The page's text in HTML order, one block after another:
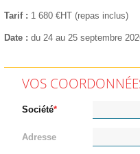
Tarif 1 680 €HT (repas inclus)
Date du 24 au 25 septembre
VOS
Société
Adresse